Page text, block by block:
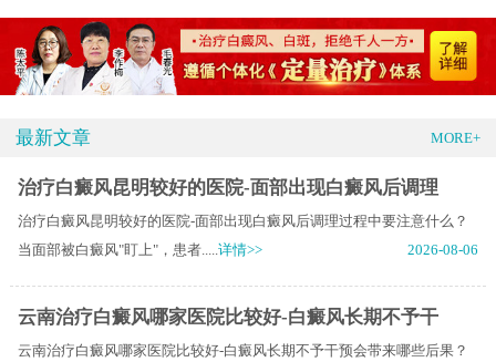
最新文章 MORE+
治疗白癜风昆明较好的医院-面部出现白癜风后调理
治疗白癜风昆明较好的医院-面部出现白癜风后调理过程中要注意什么？
当面部被白癜风"盯上"，患者.....详情>> 2026-08-06
云南治疗白癜风哪家医院比较好-白癜风长期不予干
云南治疗白癜风哪家医院比较好-白癜风长期不予干预会带来哪些后果？